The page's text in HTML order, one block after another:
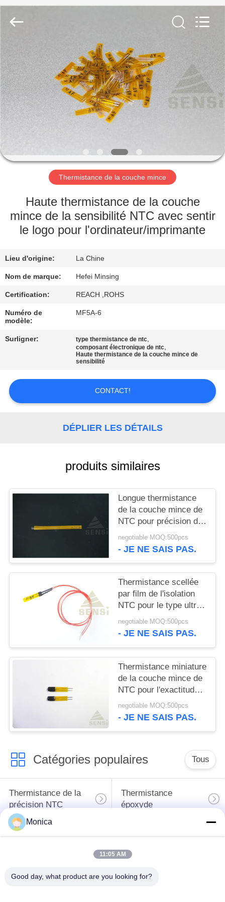
MAISON
PRODUITS
AU
SUJET
DE
NOUS
VISITE
D'USINE
DE
QUALITÉ
CONTACTEZ-
NOUS
NOUVELLES
DEMANDEZ
UNE
CITATION
PLAN
POLICY
Electronic
Thermistance de la couche mince
Haute thermistance de la couche
mince de la sensibilité NTC avec sentir
le logo pour l'ordinateur/imprimante
Lieu d'origine: La Chine
Nom de marque: Hefei Minsing
Certification: REACH ,ROHS
Numéro de
modèle:
MF5A-6
Surligner: type thermistance de ntc,
composant électronique de ntc,
Haute thermistance de la couche mince de
sensibilité
CONTACT!
DÉPLIER LES DÉTAILS
produits similaires
Longue thermistance
de la couche mince de
NTC pour précision de
mesure de la
température la haute
negotiable MOQ:500pcs
- JE NE SAIS PAS.
Thermistance scellée
par film de l'isolation
NTC pour le type ultra
mince d'appareils
électroménagers
negotiable MOQ:500pcs
- JE NE SAIS PAS.
Thermistance miniature
de la couche mince de
NTC pour l'exactitude
élevée de mesure de
l'imprimante 3D
negotiable MOQ:500pcs
- JE NE SAIS PAS.
Catégories populaires Tous
Thermistance de la
précision NTC
Thermistance
époxyde
Thermistance de
température de NTC
Monica
11:05 AM
Good day, what product are you looking for?